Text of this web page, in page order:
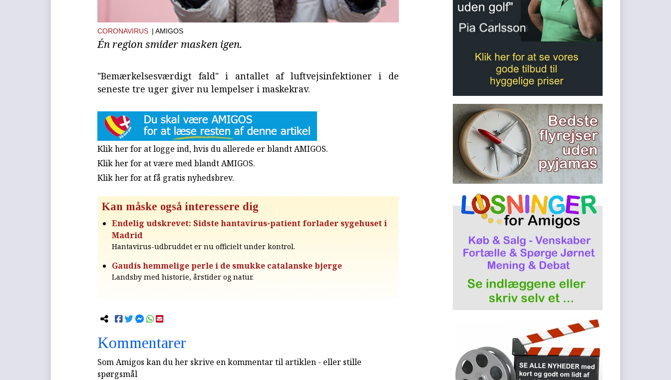
CORONAVIRUS | AMIGOS
Én region smider masken igen.
"Bemærkelsesværdigt fald" i antallet af luftvejsinfektioner i de
seneste tre uger giver nu lempelser i maskekrav.
Klik her for at logge ind, hvis du allerede er blandt AMIGOS.
Klik her for at være med blandt AMIGOS.
Klik her for at få gratis nyhedsbrev.
Kan måske også interessere dig
Endelig udskrevet: Sidste hantavirus-patient forlader sygehuset i
Madrid
Hantavirus-udbruddet er nu officielt under kontrol.
Gaudís hemmelige perle i de smukke catalanske bjerge
Landsby med historie, årstider og natur.
Kommentarer
Som Amigos kan du her skrive en kommentar til artiklen - eller stille
spørgsmål